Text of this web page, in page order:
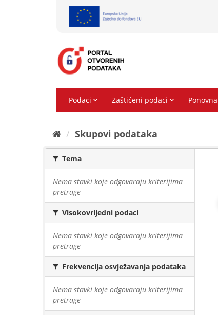
Skupovi podаtаkа
Tema
Nema stavki koje odgovaraju kriterijima
pretrage
Visokovrijedni podaci
Nema stavki koje odgovaraju kriterijima
pretrage
Frekvencija osvježavanja podataka
Nema stavki koje odgovaraju kriterijima
pretrage